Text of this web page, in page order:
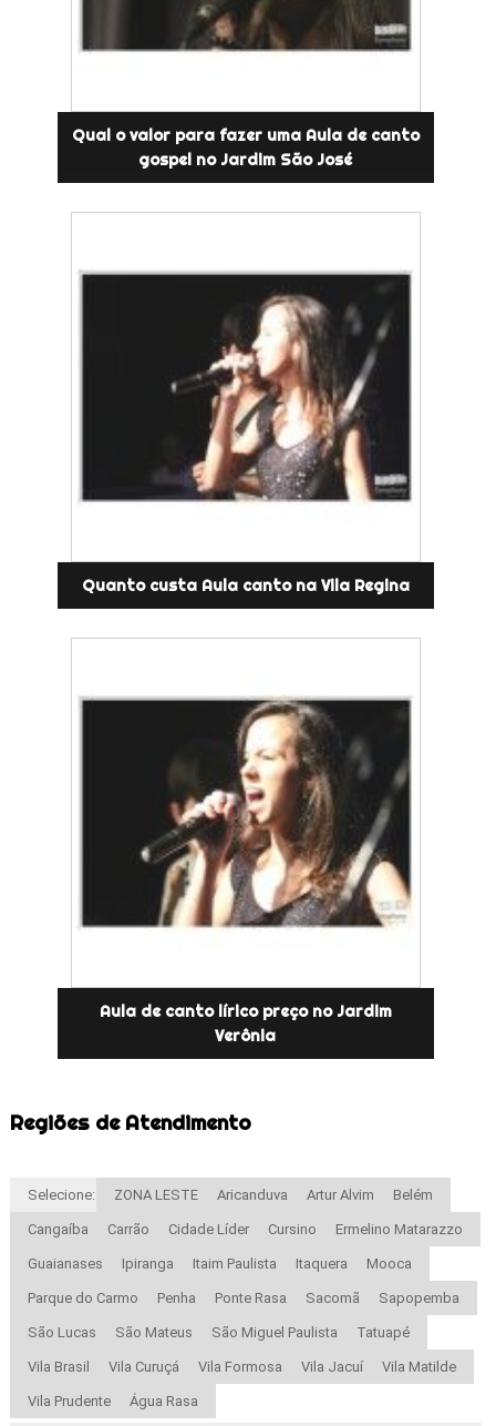
Qual o valor para fazer uma Aula de canto
gospel no Jardim São José
Quanto custa Aula canto na Vila Regina
Aula de canto lírico preço no Jardim
Verônia
Regiões de Atendimento
Selecione: ZONA LESTE Aricanduva Artur Alvim Belém
Cangaíba Carrão Cidade Líder Cursino Ermelino Matarazzo
Guaianases Ipiranga Itaim Paulista Itaquera Mooca
Parque do Carmo Penha Ponte Rasa Sacomã Sapopemba
São Lucas São Mateus São Miguel Paulista Tatuapé
Vila Brasil Vila Curuçá Vila Formosa Vila Jacuí Vila Matilde
Vila Prudente Água Rasa